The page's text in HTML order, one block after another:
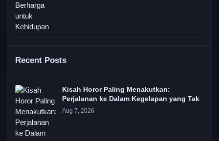
Recent Posts
Kisah Horor Paling Menakutkan:
Perjalanan ke Dalam Kegelapan yang Tak
Aug 7, 2026